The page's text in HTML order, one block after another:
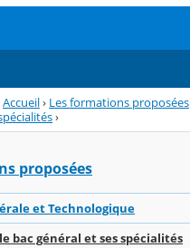
Accueil› Les formations proposées
›
proposées
et Technologique
bac général et ses spécialités